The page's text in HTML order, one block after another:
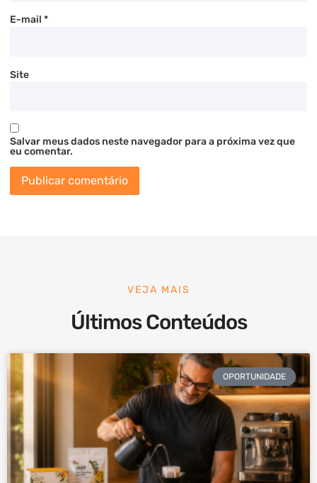
E-mail *
Site
Salvar meus dados neste navegador para a próxima vez que
eu comentar.
VEJA MAIS
Últimos Conteúdos
OPORTUNIDADE